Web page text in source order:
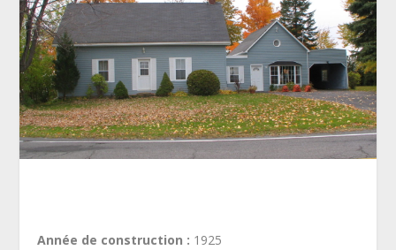
Année de construction : 1925